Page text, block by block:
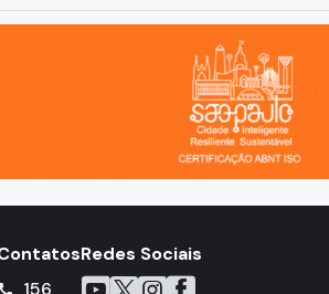
inteligente, resiliente e sustentável
call 156
Redes Sociais
Icone do YouTube
Icone do X
Icone do Instagram
Icone do Facebook